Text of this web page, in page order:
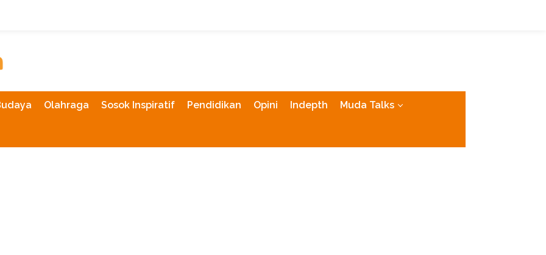
Olahraga Sosok Inspiratif Pendidikan Opini Indepth Muda Talks